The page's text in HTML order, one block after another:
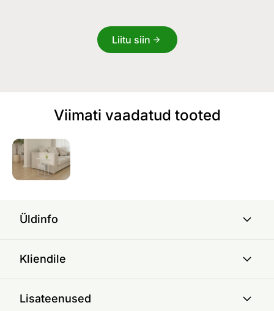
Liitu siin
Viimati vaadatud tooted
Üldinfo
Kliendile
Lisateenused